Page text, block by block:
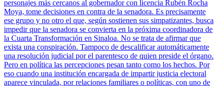
personajes más cercanos al gobernador con licencia Rubén Rocha
Moya, tome decisiones en contra de la senadora. Es precisamente
ese grupo y no otro el que, según sostienen sus simpatizantes, busca
impedir que la senadora se convierta en la próxima coordinadora de
la Cuarta Transformación en Sinaloa. No se trata de afirmar que
exista una conspiración. Tampoco de descalificar automáticamente
una resolución judicial por el parentesco de quien preside el órgano.
Pero en política las percepciones pesan tanto como los hechos. Por
eso cuando una institución encargada de impartir justicia electoral
aparece vinculada, por relaciones familiares o políticas, con uno de